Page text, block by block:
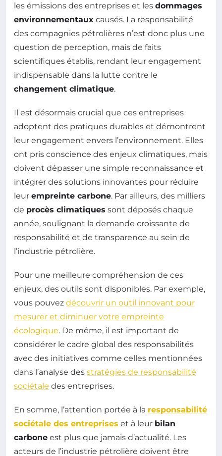
les émissions des entreprises et les dommages
environnementaux causés. La responsabilité
des compagnies pétrolières n’est donc plus une
question de perception, mais de faits
scientifiques établis, rendant leur engagement
indispensable dans la lutte contre le
changement climatique.
Il est désormais crucial que ces entreprises
adoptent des pratiques durables et démontrent
leur engagement envers l’environnement. Elles
ont pris conscience des enjeux climatiques, mais
doivent dépasser une simple reconnaissance et
intégrer des solutions innovantes pour réduire
leur empreinte carbone. Par ailleurs, des milliers
de procès climatiques sont déposés chaque
année, soulignant la demande croissante de
responsabilité et de transparence au sein de
l’industrie pétrolière.
Pour une meilleure compréhension de ces
enjeux, des outils sont disponibles. Par exemple,
vous pouvez découvrir un outil innovant pour
mesurer et diminuer votre empreinte
écologique. De même, il est important de
considérer le cadre global des responsabilités
avec des initiatives comme celles mentionnées
dans l’analyse des stratégies de responsabilité
sociétale des entreprises.
En somme, l’attention portée à la responsabilité
sociétale des entreprises et à leur bilan
carbone est plus que jamais d’actualité. Les
acteurs de l’industrie pétrolière doivent être